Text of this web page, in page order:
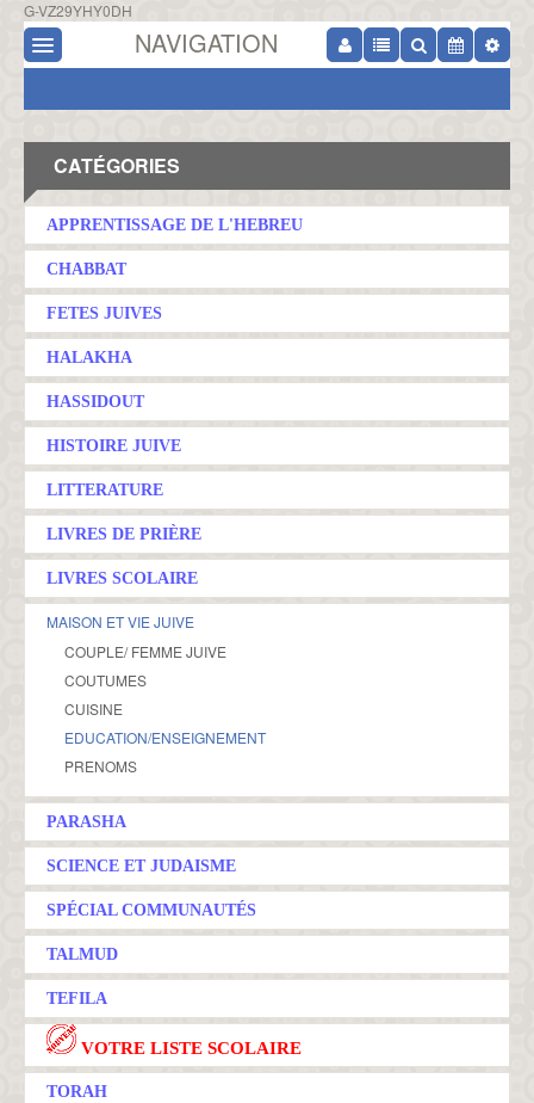
G-VZ29YHY0DH
NAVIGATION
CATÉGORIES
APPRENTISSAGE DE L'HEBREU
CHABBAT
FETES JUIVES
HALAKHA
HASSIDOUT
HISTOIRE JUIVE
LITTERATURE
LIVRES DE PRIÈRE
LIVRES SCOLAIRE
MAISON ET VIE JUIVE
COUPLE/ FEMME JUIVE
COUTUMES
CUISINE
EDUCATION/ENSEIGNEMENT
PRENOMS
PARASHA
SCIENCE ET JUDAISME
SPÉCIAL COMMUNAUTÉS
TALMUD
TEFILA
VOTRE LISTE SCOLAIRE
TORAH